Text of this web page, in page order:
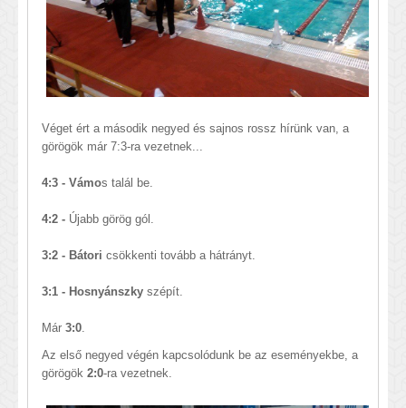
Véget ért a második negyed és sajnos rossz hírünk van, a
görögök már 7:3-ra vezetnek...
4:3 - Vámos talál be.
4:2 - Újabb görög gól.
3:2 - Bátori csökkenti tovább a hátrányt.
3:1 - Hosnyánszky szépít.
Már 3:0
Az első negyed végén kapcsolódunk be az eseményekbe, a
görögök 2:0-ra vezetnek.